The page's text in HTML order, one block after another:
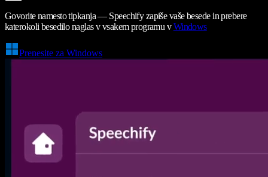
Govorite namesto tipkanja — Speechify zapiše vaše besede in prebere
katerokoli besedilo naglas v vsakem programu vWindows
Prenesite za Windows